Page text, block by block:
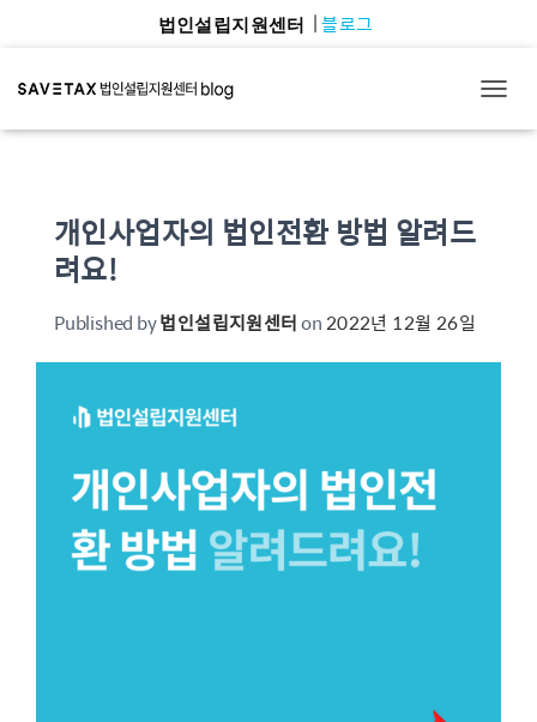
법인설립지원센터 블로그
개인사업자의 법인전환 방법 알려드
려요!
Published by법인설립지원센터on2022년 12월 26일